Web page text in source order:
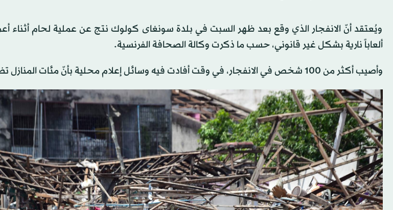
ويُعتقد أنّ الانفجار الذي وقع بعد ظهر السبت في بلدة سونغاى كولوك نتج عن عملية لحام أثناء
ألعاباً نارية بشكل غير قانوني، حسب ما ذكرت وكالة الصحافة الفرنسية.
وأصيب أكثر من 100 شخص في الانفجار، في وقت أفادت فيه وسائل إعلام محلية بأنّ مئات المنازل تضرّرت بشكل خطير.